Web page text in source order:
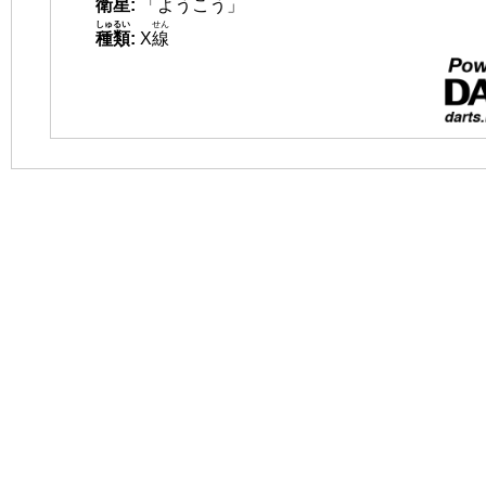
衛星:
「ようこう」
種類
しゅるい
: X線
せん